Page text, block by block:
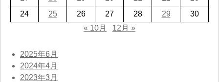
24
25 26 27 28 29
30
« 10月
12月 »
2025年6月
2024年4月
2023年3月